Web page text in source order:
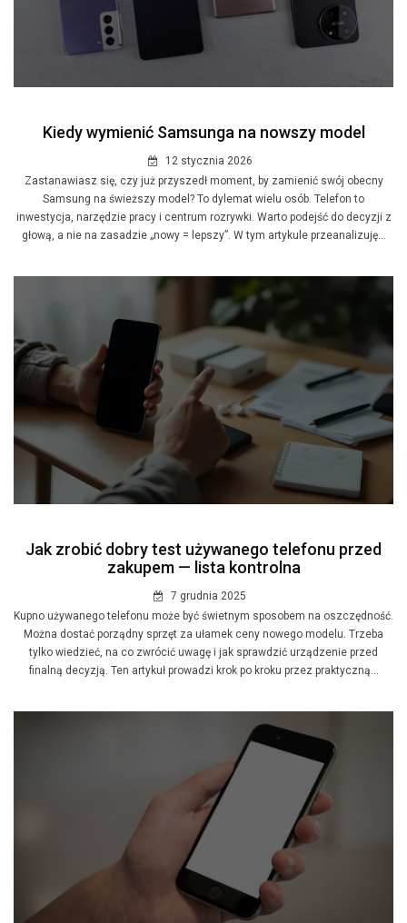
Kiedy wymienić Samsunga na nowszy model
12 stycznia 2026
Zastanawiasz się, czy już przyszedł moment, by zamienić swój obecny
Samsung na świeższy model? To dylemat wielu osób. Telefon to
inwestycja, narzędzie pracy i centrum rozrywki. Warto podejść do decyzji z
głową, a nie na zasadzie „nowy = lepszy”. W tym artykule przeanalizuję...
Jak zrobić dobry test używanego telefonu przed
zakupem — lista kontrolna
7 grudnia 2025
Kupno używanego telefonu może być świetnym sposobem na oszczędność.
Można dostać porządny sprzęt za ułamek ceny nowego modelu. Trzeba
tylko wiedzieć, na co zwrócić uwagę i jak sprawdzić urządzenie przed
finalną decyzją. Ten artykuł prowadzi krok po kroku przez praktyczną...